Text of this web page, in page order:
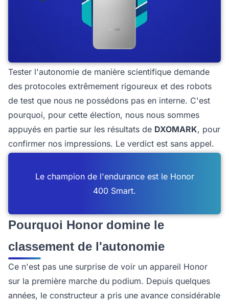
Tester l'autonomie de manière scientifique demande
des protocoles extrêmement rigoureux et des robots
de test que nous ne possédons pas en interne. C'est
pourquoi, pour cette élection, nous nous sommes
appuyés en partie sur les résultats de DXOMARK, pour
confirmer nos impressions. Le verdict est sans appel.
Le champion de l'endurance est le Honor
400 Smart.
Pourquoi Honor domine le
classement de l'autonomie
Ce n'est pas une surprise de voir un appareil Honor
sur la première marche du podium. Depuis quelques
années, le constructeur a pris une avance considérable